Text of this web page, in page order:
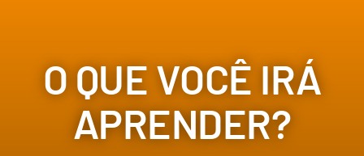
O QUE VOCÊ IRÁ
APRENDER?